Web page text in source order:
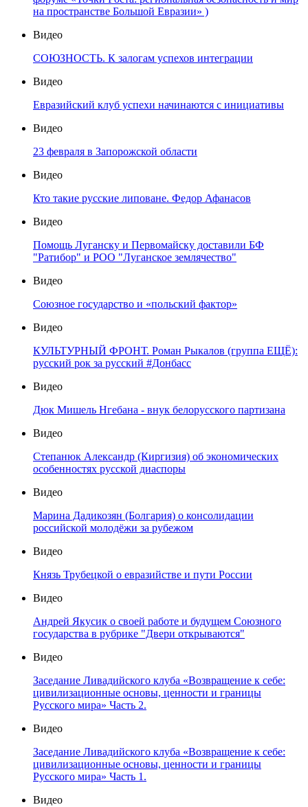
на пространстве Большой Евразии» )
Видео
СОЮЗНОСТЬ. К залогам успехов интеграции
Видео
Евразийский клуб успехи начинаются с инициативы
Видео
23 февраля в Запорожской области
Видео
Кто такие русские липоване. Федор Афанасов
Видео
Помощь Луганску и Первомайску доставили БФ
"Ратибор" и РОО "Луганское землячество"
Видео
Союзное государство и «польский фактор»
Видео
КУЛЬТУРНЫЙ ФРОНТ. Роман Рыкалов (группа ЕЩЁ):
русский рок за русский #Донбасс
Видео
Дюк Мишель Нгебана - внук белорусского партизана
Видео
Степанюк Александр (Киргизия) об экономических
особенностях русской диаспоры
Видео
Марина Дадикозян (Болгария) о консолидации
российской молодёжи за рубежом
Видео
Князь Трубецкой о евразийстве и пути России
Видео
Андрей Якусик о своей работе и будущем Союзного
государства в рубрике "Двери открываются"
Видео
Заседание Ливадийского клуба «Возвращение к себе:
цивилизационные основы, ценности и границы
Русского мира» Часть 2.
Видео
Заседание Ливадийского клуба «Возвращение к себе:
цивилизационные основы, ценности и границы
Русского мира» Часть 1.
Видео